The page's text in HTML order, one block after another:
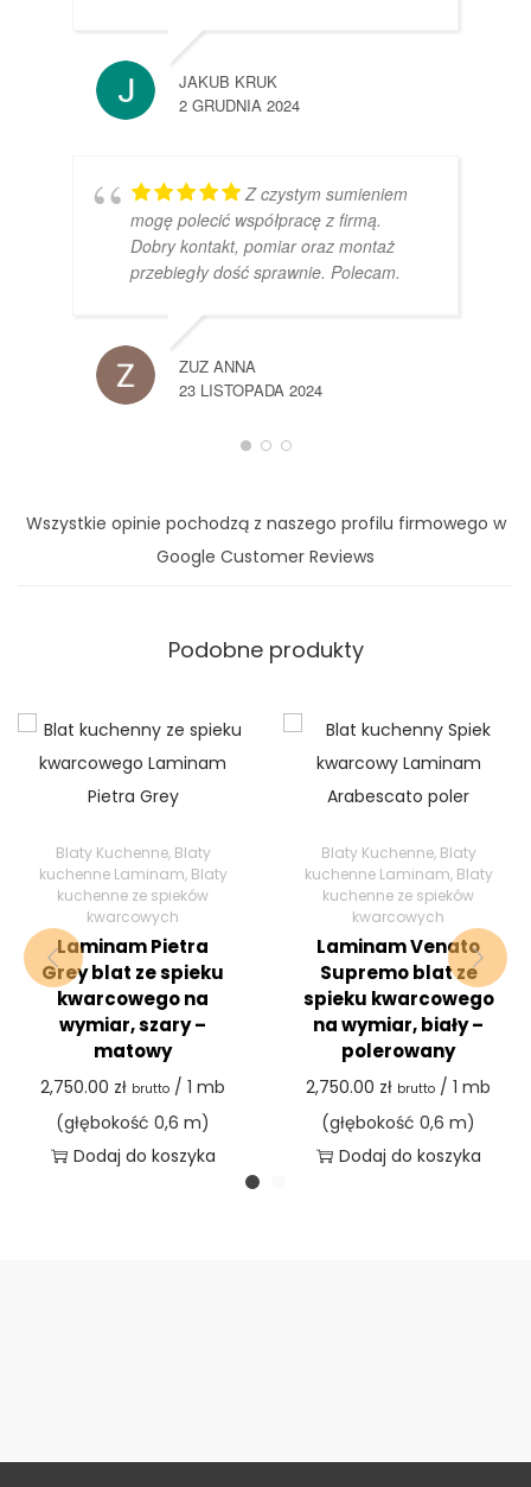
JAKUB KRUK
2 GRUDNIA 2024
Z czystym sumieniem
mogę polecić współpracę z firmą.
Dobry kontakt, pomiar oraz montaż
przebiegły dość sprawnie. Polecam.
ZUZ ANNA
23 LISTOPADA 2024
Wszystkie opinie pochodzą z naszego profilu firmowego w
Google Customer Reviews
Podobne produkty
Blaty Kuchenne, Blaty
kuchenne Laminam, Blaty
kuchenne ze spieków
kwarcowych
Laminam Pietra
Grey blat ze spieku
kwarcowego na
wymiar, szary –
matowy
2,750.00 zł brutto / 1 mb
(głębokość 0,6 m)
Dodaj do koszyka
Blaty Kuchenne, Blaty
kuchenne Laminam, Blaty
kuchenne ze spieków
kwarcowych
Laminam Venato
Supremo blat ze
spieku kwarcowego
na wymiar, biały –
polerowany
2,750.00 zł brutto / 1 mb
(głębokość 0,6 m)
Dodaj do koszyka